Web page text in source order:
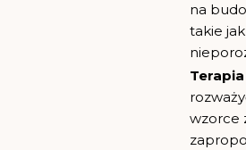
na
takie
wzorce